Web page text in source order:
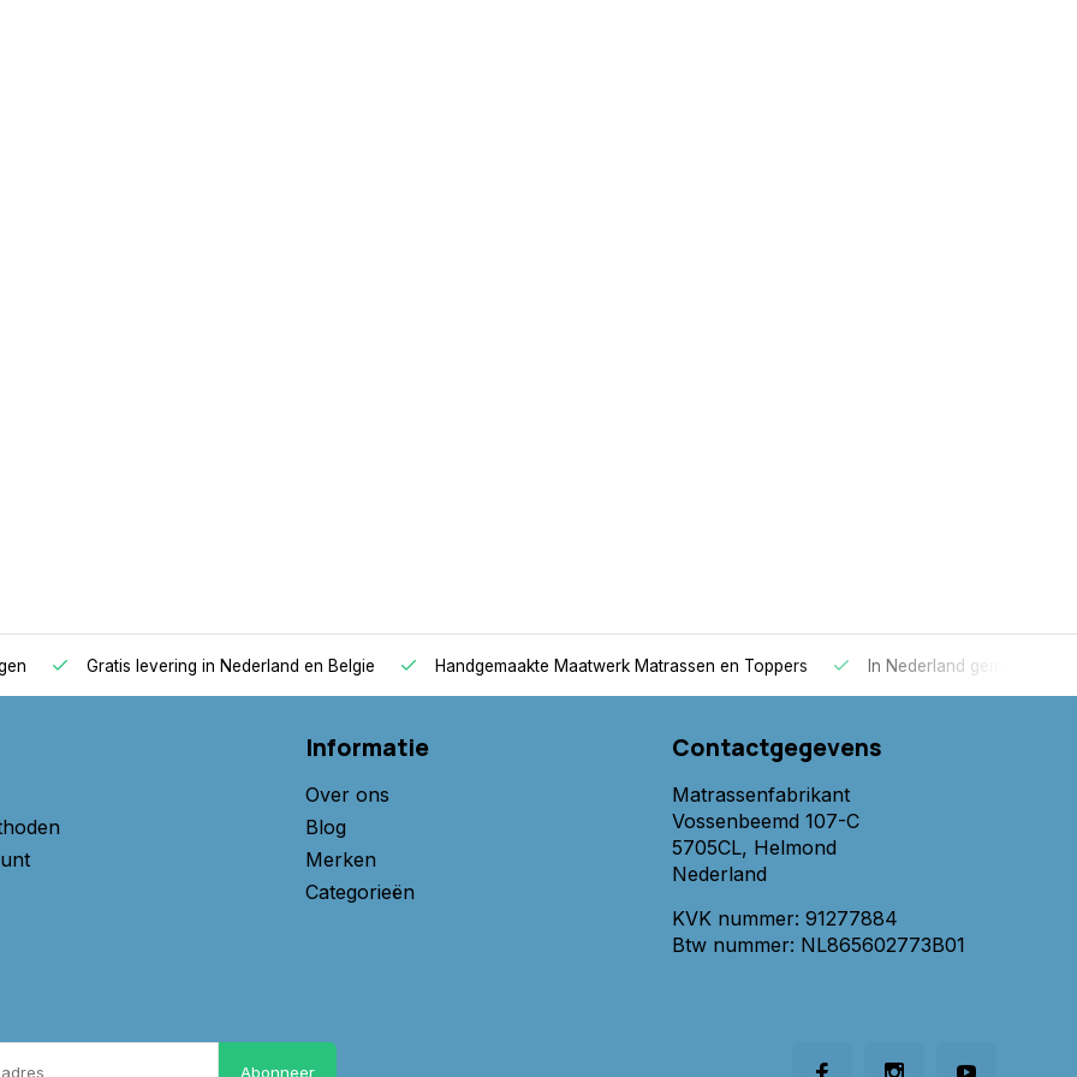
van dit materiaal
er door NASA
drukverdelend werkten.
de optimale drukverdeler
gaat liggen dan neemt
ook op de
van een
hr55 medium:
Gratis levering in Nederland en Belgie Handgemaakte Maatwerk Matrassen en Toppers In Nederland gemaakt
Informatie
Over ons
Blog
Merken
Categorieën
Contactgegevens
Matrassenfabrikant
Vossenbeemd 107-C
5705CL, Helmond
Nederland
KVK nummer: 91277884
Btw nummer: NL865602773B01
Abonneer